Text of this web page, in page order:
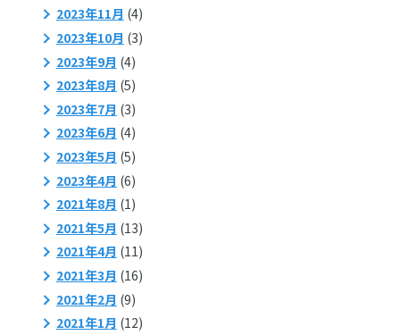
2023年11月 (4)
2023年10月 (3)
2023年9月 (4)
2023年8月 (5)
2023年7月 (3)
2023年6月 (4)
2023年5月 (5)
2023年4月 (6)
2021年8月 (1)
2021年5月 (13)
2021年4月 (11)
2021年3月 (16)
2021年2月 (9)
2021年1月 (12)